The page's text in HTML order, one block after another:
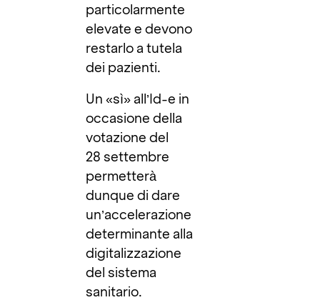
particolarmente
elevate e devono
restarlo a tutela
dei pazienti.
Un «sì» all’Id-e in
occasione della
votazione del
28 settembre
permetterà
dunque di dare
un’accelerazione
determinante alla
digitalizzazione
del sistema
sanitario.